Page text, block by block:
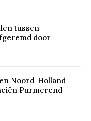
tussen
door
Noord-Holland
Purmerend